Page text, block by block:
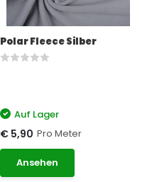
Polar Fleece Silber
Auf Lager
€ 5,90 Pro Meter
Ansehen